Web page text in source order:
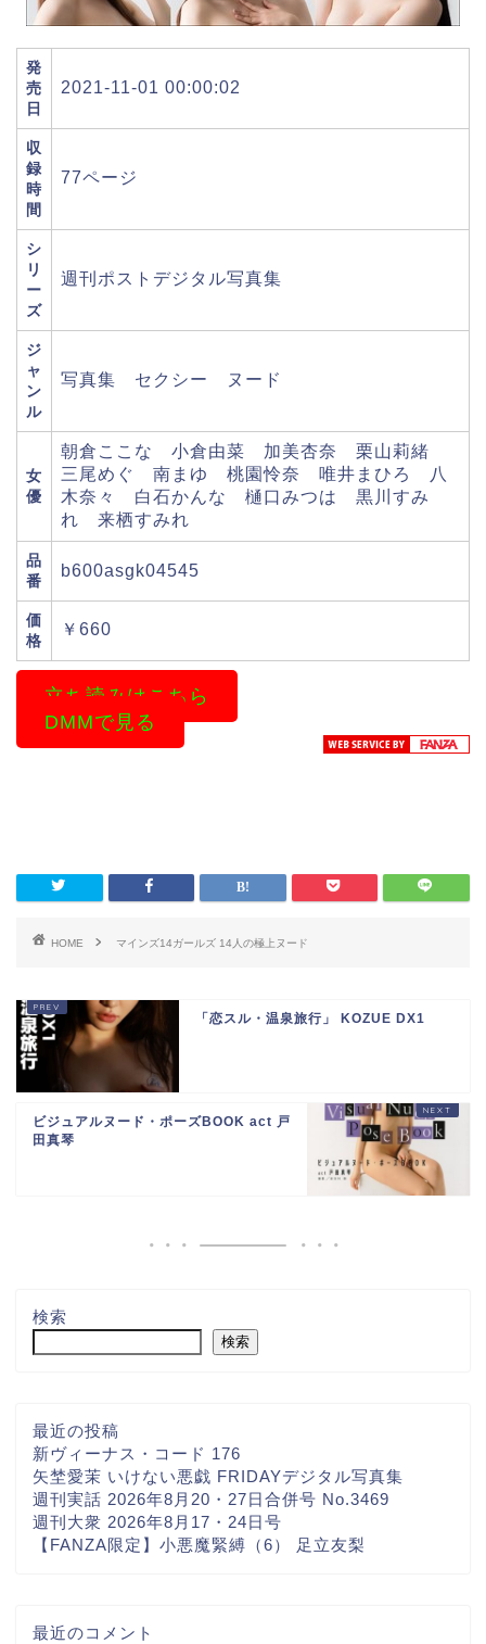
発
売
日
2021-11-01 00:00:02
収
録
時
間
77ページ
シ
リ
ー
ズ
週刊ポストデジタル写真集
ジ
ャ
ン
ル
写真集 セクシー ヌード
女
優
朝倉ここな 小倉由菜 加美杏奈 栗山莉緒
三尾めぐ 南まゆ 桃園怜奈 唯井まひろ 八
木奈々 白石かんな 樋口みつは 黒川すみ
れ 来栖すみれ
品
番
b600asgk04545
価
格
￥660
立ち読みはこちら
DMMで見る
HOME マインズ14ガールズ 14人の極上ヌード
「恋スル・温泉旅行」 KOZUE DX1
ビジュアルヌード・ポーズBOOK act 戸
田真琴
検索
検索
最近の投稿
新ヴィーナス・コード 176
矢埜愛茉 いけない悪戯 FRIDAYデジタル写真集
週刊実話 2026年8月20・27日合併号 No.3469
週刊大衆 2026年8月17・24日号
【FANZA限定】小悪魔緊縛（6） 足立友梨
最近のコメント